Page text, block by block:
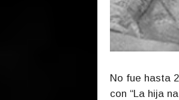
No fue hasta
con “La hija